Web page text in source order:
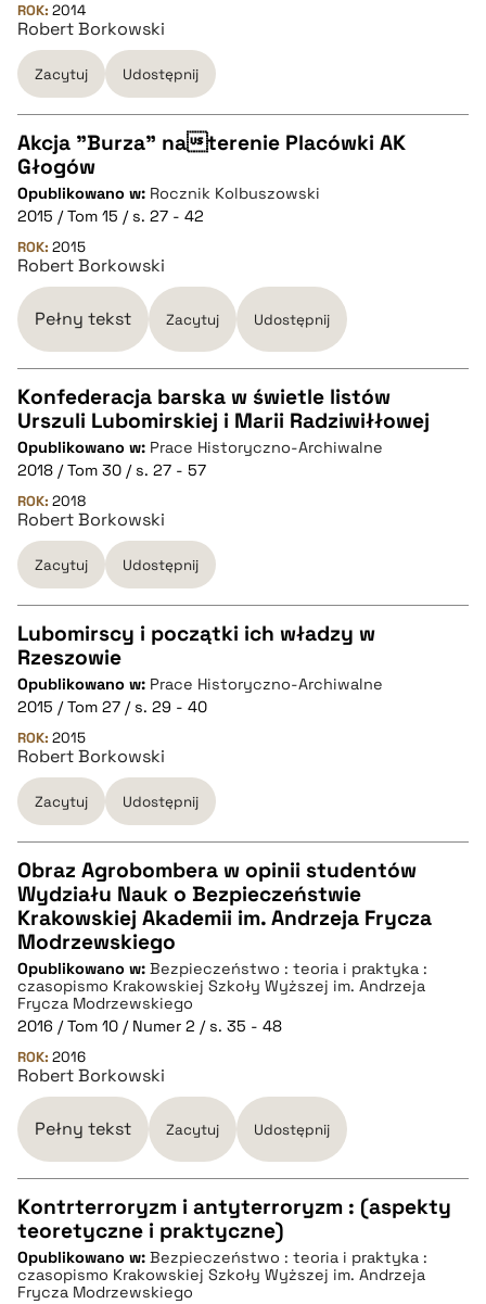
BIBTEX
pobierz cytat
ROK: 2014
Robert Borkowski
Zacytuj Udostępnij
CZYSTY TEKST
pobierz cytat
BIBTEX
pobierz cytat
Akcja "Burza" naterenie Placówki AK
Głogów
Opublikowano w: Rocznik Kolbuszowski
2015 / Tom 15 / s. 27 - 42
ROK: 2015
Robert Borkowski
Pełny tekst Zacytuj Udostępnij
CZYSTY TEKST
pobierz cytat
BIBTEX
pobierz cytat
Konfederacja barska w świetle listów
Urszuli Lubomirskiej i Marii Radziwiłłowej
Opublikowano w: Prace Historyczno-Archiwalne
2018 / Tom 30 / s. 27 - 57
ROK: 2018
Robert Borkowski
Zacytuj Udostępnij
CZYSTY TEKST
pobierz cytat
BIBTEX
pobierz cytat
Lubomirscy i początki ich władzy w
Rzeszowie
Opublikowano w: Prace Historyczno-Archiwalne
2015 / Tom 27 / s. 29 - 40
ROK: 2015
Robert Borkowski
Zacytuj Udostępnij
CZYSTY TEKST
pobierz cytat
BIBTEX
pobierz cytat
Obraz Agrobombera w opinii studentów
Wydziału Nauk o Bezpieczeństwie
Krakowskiej Akademii im. Andrzeja Frycza
Modrzewskiego
Opublikowano w: Bezpieczeństwo : teoria i praktyka :
czasopismo Krakowskiej Szkoły Wyższej im. Andrzeja
Frycza Modrzewskiego
2016 / Tom 10 / Numer 2 / s. 35 - 48
ROK: 2016
Robert Borkowski
Pełny tekst Zacytuj Udostępnij
CZYSTY TEKST
Kontrterroryzm i antyterroryzm : (aspekty
teoretyczne i praktyczne)
Opublikowano w: Bezpieczeństwo : teoria i praktyka :
czasopismo Krakowskiej Szkoły Wyższej im. Andrzeja
Frycza Modrzewskiego